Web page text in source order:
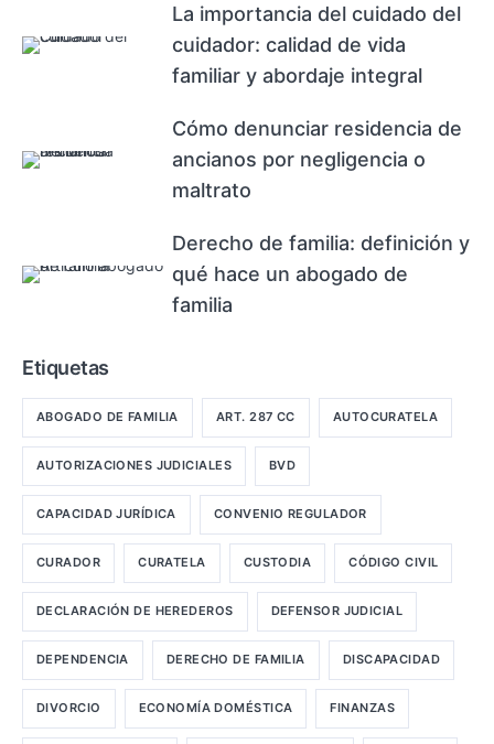
La importancia del cuidado del
cuidador: calidad de vida
familiar y abordaje integral
Cómo denunciar residencia de
ancianos por negligencia o
maltrato
Derecho de familia: definición y
qué hace un abogado de
familia
Etiquetas
ABOGADO DE FAMILIA ART. 287 CC AUTOCURATELA
AUTORIZACIONES JUDICIALES BVD
CAPACIDAD JURÍDICA CONVENIO REGULADOR
CURADOR CURATELA CUSTODIA CÓDIGO CIVIL
DECLARACIÓN DE HEREDEROS DEFENSOR JUDICIAL
DEPENDENCIA DERECHO DE FAMILIA DISCAPACIDAD
DIVORCIO ECONOMÍA DOMÉSTICA FINANZAS